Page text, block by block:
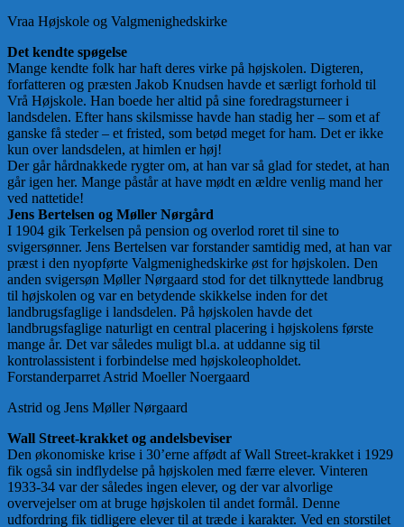
Vraa Højskole og Valgmenighedskirke
Det kendte spøgelse
Mange kendte folk har haft deres virke på højskolen. Digteren,
forfatteren og præsten Jakob Knudsen havde et særligt forhold til
Vrå Højskole. Han boede her altid på sine foredragsturneer i
landsdelen. Efter hans skilsmisse havde han stadig her – som et af
ganske få steder – et fristed, som betød meget for ham. Det er ikke
kun over landsdelen, at himlen er høj!
Der går hårdnakkede rygter om, at han var så glad for stedet, at han
går igen her. Mange påstår at have mødt en ældre venlig mand her
ved nattetide!
Jens Bertelsen og Møller Nørgård
I 1904 gik Terkelsen på pension og overlod roret til sine to
svigersønner. Jens Bertelsen var forstander samtidig med, at han var
præst i den nyopførte Valgmenighedskirke øst for højskolen. Den
anden svigersøn Møller Nørgaard stod for det tilknyttede landbrug
til højskolen og var en betydende skikkelse inden for det
landbrugsfaglige i landsdelen. På højskolen havde det
landbrugsfaglige naturligt en central placering i højskolens første
mange år. Det var således muligt bl.a. at uddanne sig til
kontrolassistent i forbindelse med højskoleopholdet.
Forstanderparret Astrid Moeller Noergaard
Astrid og Jens Møller Nørgaard
Wall Street-krakket og andelsbeviser
Den økonomiske krise i 30’erne affødt af Wall Street-krakket i 1929
fik også sin indflydelse på højskolen med færre elever. Vinteren
1933-34 var der således ingen elever, og der var alvorlige
overvejelser om at bruge højskolen til andet formål. Denne
udfordring fik tidligere elever til at træde i karakter. Ved en storstilet